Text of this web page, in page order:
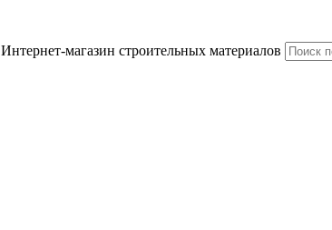
Интернет-магазин строительных материалов